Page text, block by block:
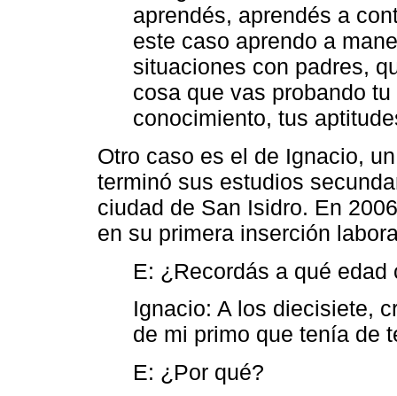
aprendés, aprendés a
este caso aprendo a
situaciones con padres,
cosa que vas probando
conocimiento, tus
Otro caso es el de Ignacio,
terminó sus estudios
ciudad de San Isidro. En
en su primera inserción
E: ¿Recordás a qué
Ignacio: A los diecisiete,
de mi primo que tenía de
E: ¿Por qué?